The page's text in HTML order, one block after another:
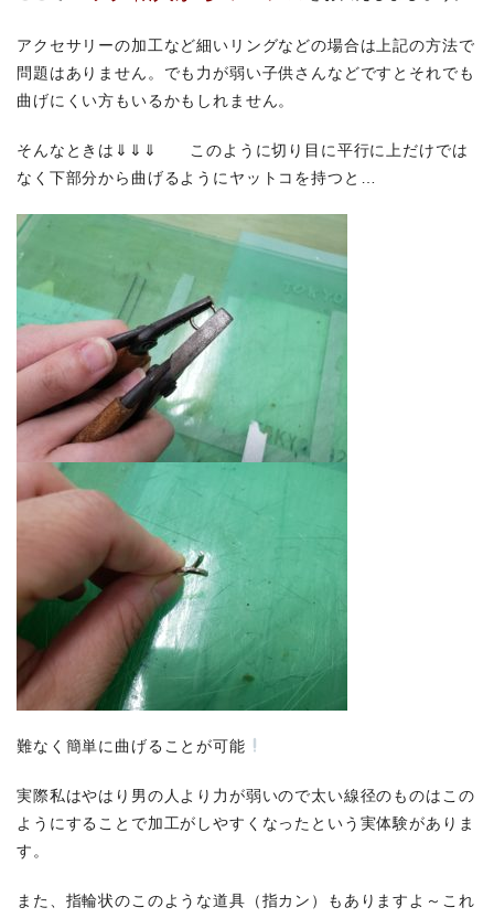
アクセサリーの加工など細いリングなどの場合は上記の方法で
問題はありません。でも力が弱い子供さんなどですとそれでも
曲げにくい方もいるかもしれません。
そんなときは⇓⇓⇓ このように切り目に平行に上だけでは
なく下部分から曲げるようにヤットコを持つと…
難なく簡単に曲げることが可能
実際私はやはり男の人より力が弱いので太い線径のものはこの
ようにすることで加工がしやすくなったという実体験がありま
す。
また、指輪状のこのような道具（指カン）もありますよ～これ